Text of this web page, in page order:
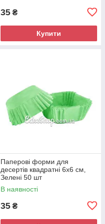
35 ₴
Купити
Паперові форми для
десертів квадратні 6х6 см,
Зелені 50 шт
В наявності
35 ₴